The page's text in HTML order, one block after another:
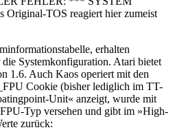
TOS reagiert hier zumeist
erhalten
Systemkonfiguration. Atari bietet
1.6. Auch Kaos operiert mit den
Cookie (bisher lediglich im TT-
Unit« anzeigt, wurde mit
Typ versehen und gibt im »High-
zurück: